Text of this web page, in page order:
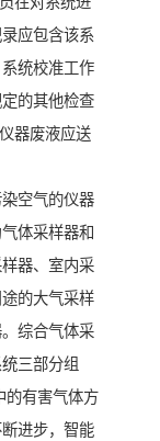
应包含该系
统校准工作
的其他检查
器废液应送
空气的仪器
体采样器和
器、室内采
的大气采样
综合气体采
三部分组
的有害气体方
进步，智能